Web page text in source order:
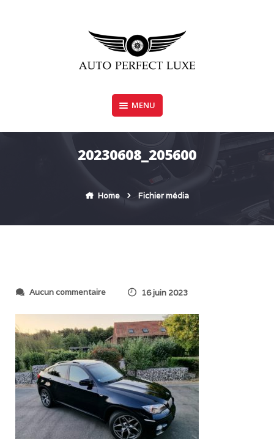
AUTO PERFECT LUXE
MENU
20230608_205600
Home Fichier média
Aucun commentaires
r
2
0
2
3
0
6
0
8
_
2
16 juin 2023